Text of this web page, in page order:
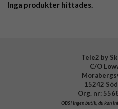
Inga produkter hittades.
Tele2 by
C/O
15242
Org. nr:
OBS!Ingen butik, du kan